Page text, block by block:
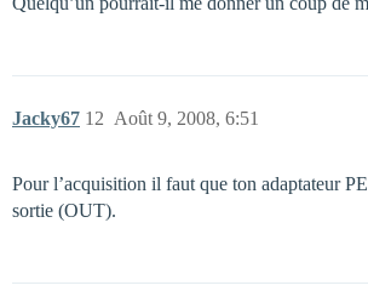
Jacky67 Août 9, 2008, 6:51
12
Pour l’acquisition il faut que ton adaptateur
sortie (OUT).